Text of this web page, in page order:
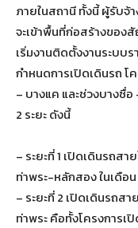
ภายในสถานี ทั้งนี้ ผู้รับ
จะเข้าพื้นที่ก่อสร้างของ
เริ่มงานติดตั้งงานระบบ
กำหนดการเปิดเดินรถ โ
– บางแค และช่วงบางซื่
2 ระยะ ดังนี้
– ระยะที่ 1 เปิดเดินรถส
ท่าพระ-หลักสอง ในเดือ
– ระยะที่ 2 เปิดเดินรถส
ท่าพระ คือทั้งโครงการ